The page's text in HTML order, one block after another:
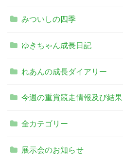
みついしの四季
ゆきちゃん成長日記
れあんの成長ダイアリー
今週の重賞競走情報及び結果
全カテゴリー
展示会のお知らせ